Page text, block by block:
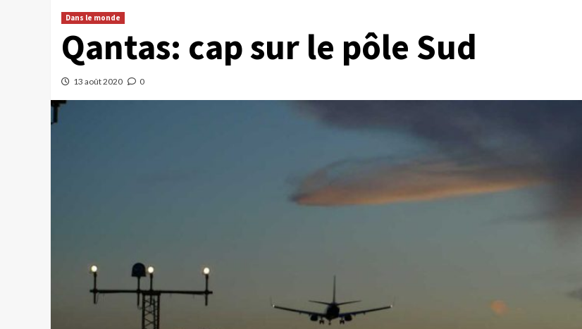
Dans le monde
Qantas: cap sur le pôle Sud
13 août 2020 0